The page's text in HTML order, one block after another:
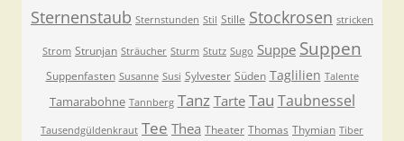
Sternenstaub Sternstunden Stil Stille Stockrosen stricken
Strom Strunjan Sträucher Sturm Stutz Sugo Suppe Suppen
Suppenfasten Susanne Susi Sylvester Süden Taglilien Talente
Tamarabohne Tannberg Tanz Tarte Tau Taubnessel
Tausendgüldenkraut Tee Thea Theater Thomas Thymian Tiber